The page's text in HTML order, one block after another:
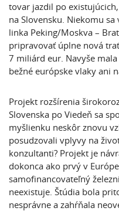
tovar jazdil po
na Slovensku. Niekomu
linka Peking/Moskva –
pripravovať úplne nová
7 miliárd eur. Navyše
bežné európske vlaky ani
Projekt rozšírenia
Slovenska po Viedeň sa
myšlienku neskôr znovu
posudzovali vplyvy na
konzultanti? Projekt je
dokonca ako prvý v
samofinancovateľný
neexistuje. Štúdia bola
nesprávne a zahŕňala